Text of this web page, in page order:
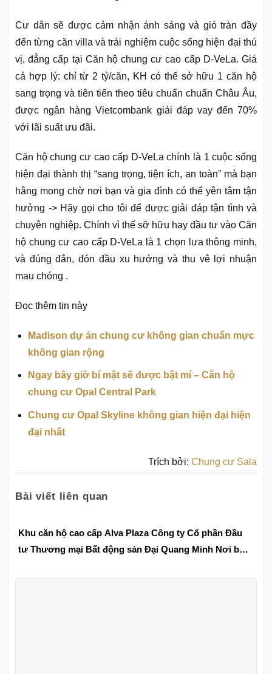
Cư dân sẽ được cảm nhận ánh sáng và gió tràn đầy
đến từng căn villa và trải nghiệm cuộc sống hiện đại thú
vị, đẳng cấp tại Căn hộ chung cư cao cấp D-VeLa. Giá
cả hợp lý: chỉ từ 2 tỷ/căn, KH có thể sở hữu 1 căn hộ
sang trọng và tiên tiến theo tiêu chuẩn chuẩn Châu Âu,
được ngân hàng Vietcombank giải đáp vay đến 70%
với lãi suất ưu đãi.
Căn hộ chung cư cao cấp D-VeLa chính là 1 cuộc sống
hiện đại thành thị “sang trọng, tiện ích, an toàn” mà bạn
hằng mong chờ nơi bạn và gia đình có thể yên tâm tận
hưởng -> Hãy gọi cho tôi để được giải đáp tận tình và
chuyên nghiệp. Chính vì thế sỡ hữu hay đầu tư vào Căn
hộ chung cư cao cấp D-VeLa là 1 chọn lựa thông minh,
và đúng đắn, đón đầu xu hướng và thu vê lợi nhuận
mau chóng .
Đọc thêm tin này
Madison dự án chung cư không gian chuẩn mực
không gian rộng
Ngay bây giờ bí mật sẽ được bật mí – Căn hộ
chung cư Opal Central Park
Chung cư Opal Skyline không gian hiện đại hiện
đại nhất
Trích bởi: Chung cư Sala
Bài viết liên quan
Khu căn hộ cao cấp Alva Plaza Công ty Cổ phần Đầu
tư Thương mại Bất động sản Đại Quang Minh Nơi bồi